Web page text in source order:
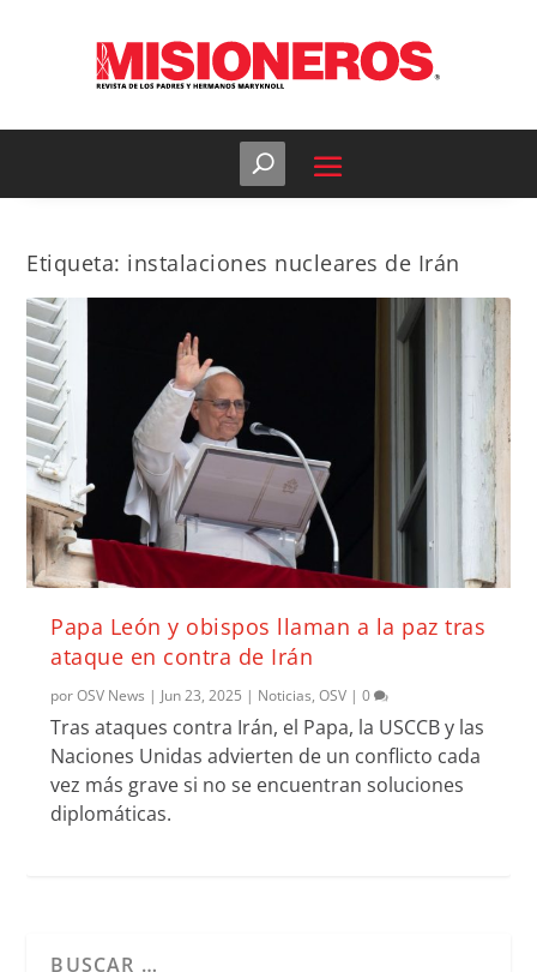
Etiqueta: instalaciones nucleares de Irán
Papa León y obispos llaman a la paz tras
ataque en contra de Irán
porOSV News | Jun 23, 2025 | Noticias,OSV |0
Tras ataques contra Irán, el Papa, la USCCB y las
Naciones Unidas advierten de un conflicto cada
vez más grave si no se encuentran soluciones
diplomáticas.